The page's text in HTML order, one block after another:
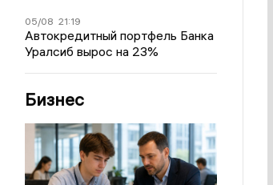
05/08 21:19
Автокредитный портфель Банка
Уралсиб вырос на 23%
Бизнес